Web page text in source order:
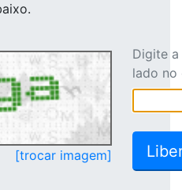
[trocar imagem]
Digite
lado no